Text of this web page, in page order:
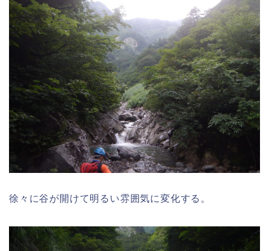
徐々に谷が開けて明るい雰囲気に変化する。